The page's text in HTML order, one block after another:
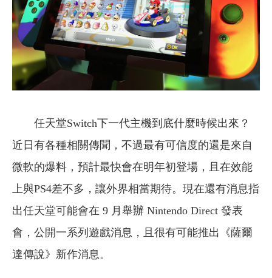
任天堂Switch下一代主機到底什麼時候出來？
近日有各種相關傳聞，不過最有可信度的還是來自
微軟的爆料，預計最快會在明年初登場，且在效能
上與PS4差不多，讓外界相當期待。現在還有消息指
出任天堂可能會在 9 月舉辦 Nintendo Direct 發表
會，公開一系列遊戲消息，且很有可能推出《薩爾
達傳說》新作消息。